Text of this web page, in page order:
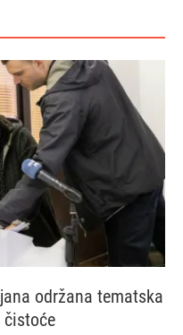
održana tematska
čistoće